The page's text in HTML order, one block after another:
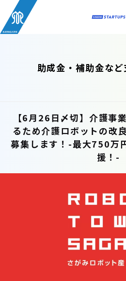
助成金・補助金な
【6月26日〆切】介護事
るため介護ロボットの改
募集します！-最大750万
援！-